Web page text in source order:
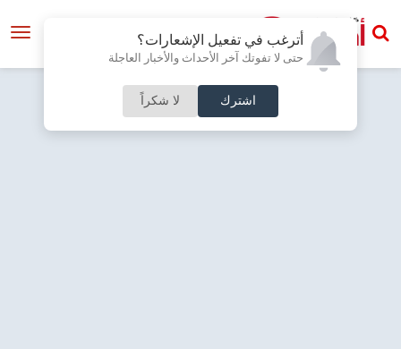
أترغب في تفعيل الإشعارات؟
حتى لا تفوتك آخر الأحداث والأخبار العاجلة
اشترك لا شكراً